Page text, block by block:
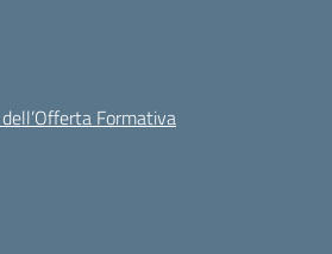
Formativa